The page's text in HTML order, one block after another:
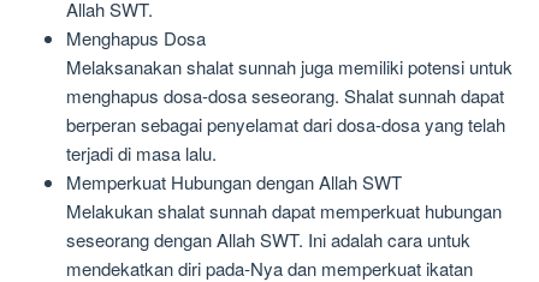
Allah SWT.
Menghapus Dosa
Melaksanakan shalat sunnah juga memiliki potensi untuk
menghapus dosa-dosa seseorang. Shalat sunnah dapat
berperan sebagai penyelamat dari dosa-dosa yang telah
terjadi di masa lalu.
Memperkuat Hubungan dengan Allah SWT
Melakukan shalat sunnah dapat memperkuat hubungan
seseorang dengan Allah SWT. Ini adalah cara untuk
mendekatkan diri pada-Nya dan memperkuat ikatan